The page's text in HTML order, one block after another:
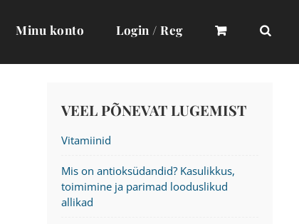
Minu konto Login / Reg
VEEL PÕNEVAT LUGEMIST
Vitamiinid
Mis on antioksüdandid? Kasulikkus,
toimimine ja parimad looduslikud
allikad